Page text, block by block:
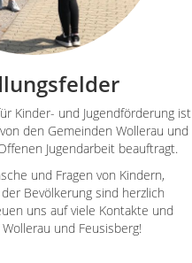
Kinder- und Jugendförderung ist
den Gemeinden Wollerau und
Jugendarbeit beauftragt.
und Fragen von Kindern,
Bevölkerung sind herzlich
uns auf viele Kontakte und
und Feusisberg!